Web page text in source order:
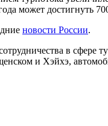
может достигнуть
новости России.
в сфере
и Хэйхэ,